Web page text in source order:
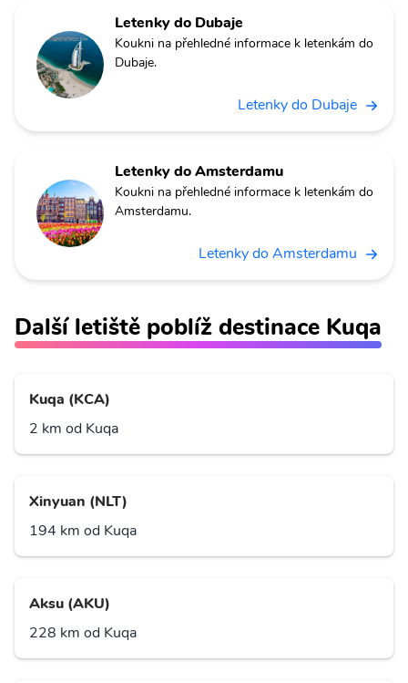
Letenky do Dubaje
Koukni na přehledné informace k letenkám do
Dubaje.
Letenky do Dubaje
Letenky do Amsterdamu
Koukni na přehledné informace k letenkám do
Amsterdamu.
Letenky do Amsterdamu
Další letiště poblíž destinace Kuqa
Kuqa (KCA)
2 km od Kuqa
Xinyuan (NLT)
194 km od Kuqa
Aksu (AKU)
228 km od Kuqa